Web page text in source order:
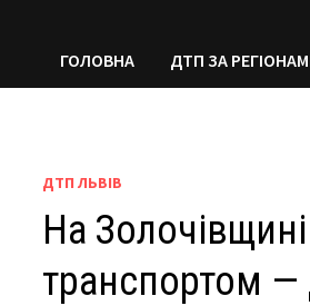
ГОЛОВНА ДТП ЗА
ДТП ЛЬВІВ
На
транспортом —